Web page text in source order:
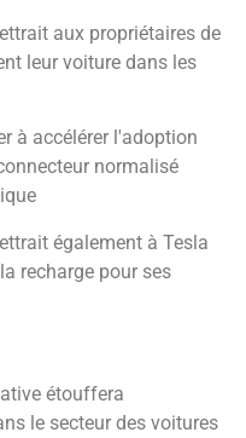
aux propriétaires de
leur voiture dans les
à accélérer l'adoption
normalisé
également à Tesla
recharge pour ses
étouffera
le secteur des voitures